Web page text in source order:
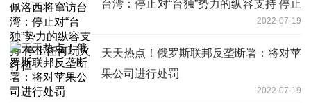
台湾：停止对“台独”势力的纵容支持 停止
2022-07-19
天天热点！俄罗斯联邦反垄断署：将对苹
果公司进行处罚
2022-07-19